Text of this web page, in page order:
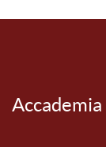
Accademia